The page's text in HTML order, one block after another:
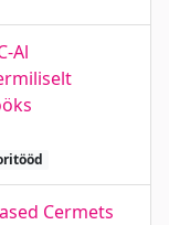
Al
Cermets